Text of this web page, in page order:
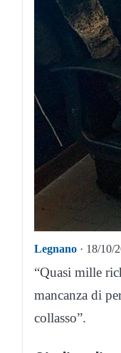
Legnano · 18/10/
“Quasi mille
mancanza di
collasso”.